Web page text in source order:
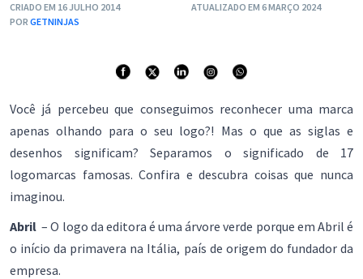
CRIADO EM 16 JULHO 2014
ATUALIZADO EM 6 MARÇO 2024
POR GETNINJAS
Você já percebeu que conseguimos reconhecer uma marca
apenas olhando para o seu logo?! Mas o que as siglas e
desenhos significam? Separamos o significado de 17
logomarcas famosas. Confira e descubra coisas que nunca
imaginou.
Abril – O logo da editora é uma árvore verde porque em Abril é
o início da primavera na Itália, país de origem do fundador da
empresa.